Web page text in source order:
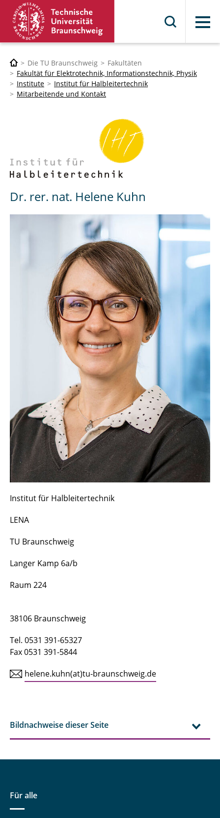
Menü
Die TU Braunschweig
Fakultäten
Fakultät für Elektrotechnik, Informationstechnik, Physik
Institute
Institut für Halbleitertechnik
Mitarbeitende und Kontakt
Dr. rer. nat. Helene Kuhn
Institut für Halbleitertechnik
LENA
TU Braunschweig
Langer Kamp 6a/b
Raum 224
38106 Braunschweig
Tel. 0531 391-65327
Fax 0531 391-5844
helene.kuhn(at)tu-braunschweig.de
Bildnachweise dieser Seite
Für alle